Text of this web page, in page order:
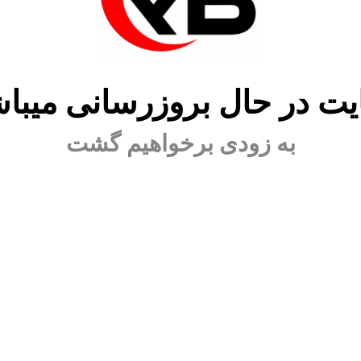
در حال بروزرسانی
به زودی برخواهیم گشت